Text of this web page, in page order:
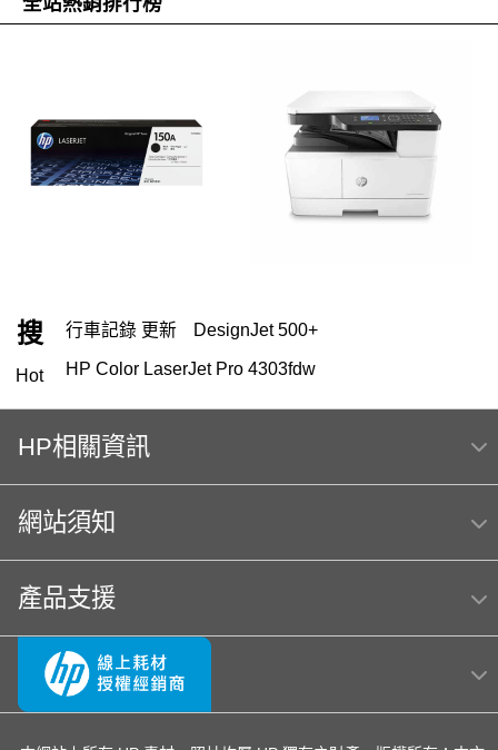
搜
Hot
行車記錄 更新 DesignJet 500+
HP Color LaserJet Pro 4303fdw
OfficeJet Pro 9010 多功能事務機 ｜ 1KR53D
HP 151 119
HP Color Laser jet M856dn A3彩色雷射印表機
m254dw MFP E47528f Hp564
hp Color LaserJet Pro MFP M283fdw 無線雙面觸控彩
OmniBook Ultra Flip 14
OfficeJet 5200 series officejet OfficeJet Pro 8710
HP相關資訊
網站須知
產品支援